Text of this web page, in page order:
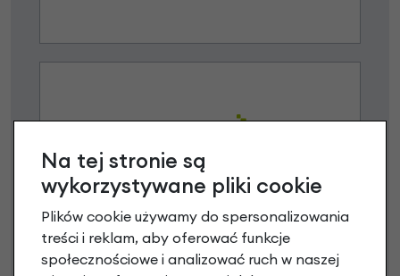
Raty 0%
3 miesiące nie płacisz
Na tej stronie są
wykorzystywane pliki cookie
Plików cookie używamy do spersonalizowania
treści i reklam, aby oferować funkcje
społecznościowe i analizować ruch w naszej